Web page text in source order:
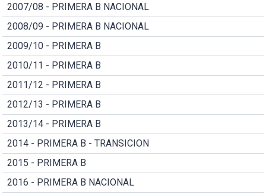
2007/08 - PRIMERA B NACIONAL
2008/09 - PRIMERA B NACIONAL
2009/10 - PRIMERA B
2010/11 - PRIMERA B
2011/12 - PRIMERA B
2012/13 - PRIMERA B
2013/14 - PRIMERA B
2014 - PRIMERA B - TRANSICION
2015 - PRIMERA B
2016 - PRIMERA B NACIONAL